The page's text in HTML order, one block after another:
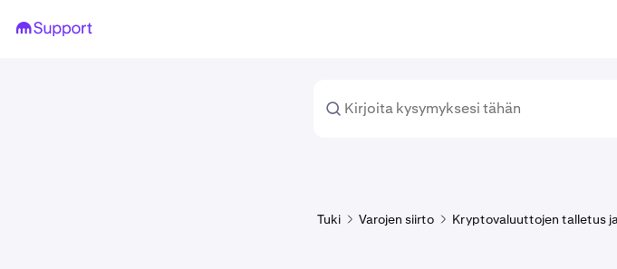
Tuki Varojen siirto Kryptovaluuttojen talletus